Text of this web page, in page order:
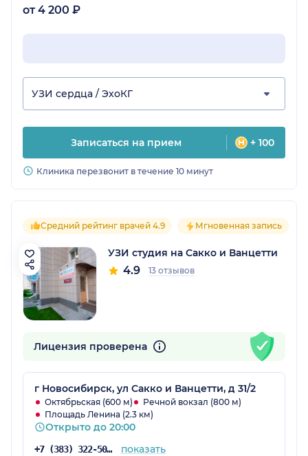
от 4 200 ₽
УЗИ сердца / ЭхоКГ
Записаться на прием + 100
Клиника перезвонит в течение 10 минут
Средний рейтинг врачей 4.9 Мгновенная запись
УЗИ студия на Сакко и Ванцетти
4.9 13 отзывов
Лицензия проверена
г Новосибирск, ул Сакко и Ванцетти, д 31/2
Октябрьская (600 м)
Речной вокзал (800 м)
Площадь Ленина (2.3 км)
Открыто до 20:00
+7 (383) 322-50-35 показать